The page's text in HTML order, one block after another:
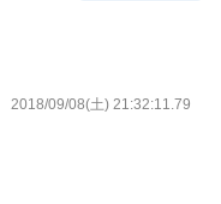
2018/09/08(土) 21:32:11.79